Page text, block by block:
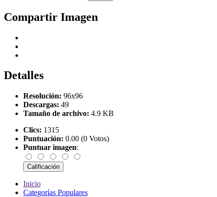
Compartir Imagen
Detalles
Resolución: 96x96
Descargas: 49
Tamaño de archivo: 4.9 KB
Clics: 1315
Puntuación: 0.00 (0 Votos)
Puntuar imagen:
Inicio
Categorías Populares